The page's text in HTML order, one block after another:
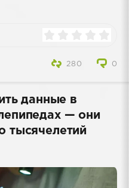
0
280
данные в
— они
тысячелетий